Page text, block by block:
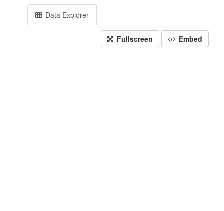
Data Explorer
Fullscreen Embed